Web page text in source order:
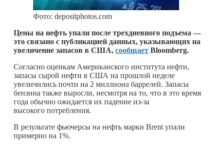
Фото: depositphotos.com
Цены на нефть упали после трехдневного подъема —
это связано с публикацией данных, указывающих на
увеличение запасов в США, сообщает Bloomberg.
Согласно оценкам Американского института нефти,
запасы сырой нефти в США на прошлой неделе
увеличились почти на 2 миллиона баррелей. Запасы
бензина также выросли, несмотря на то, что в это время
года обычно ожидается их падение из-за
высокого потребления.
В результате фьючерсы на нефть марки Brent упали
примерно на 1%.